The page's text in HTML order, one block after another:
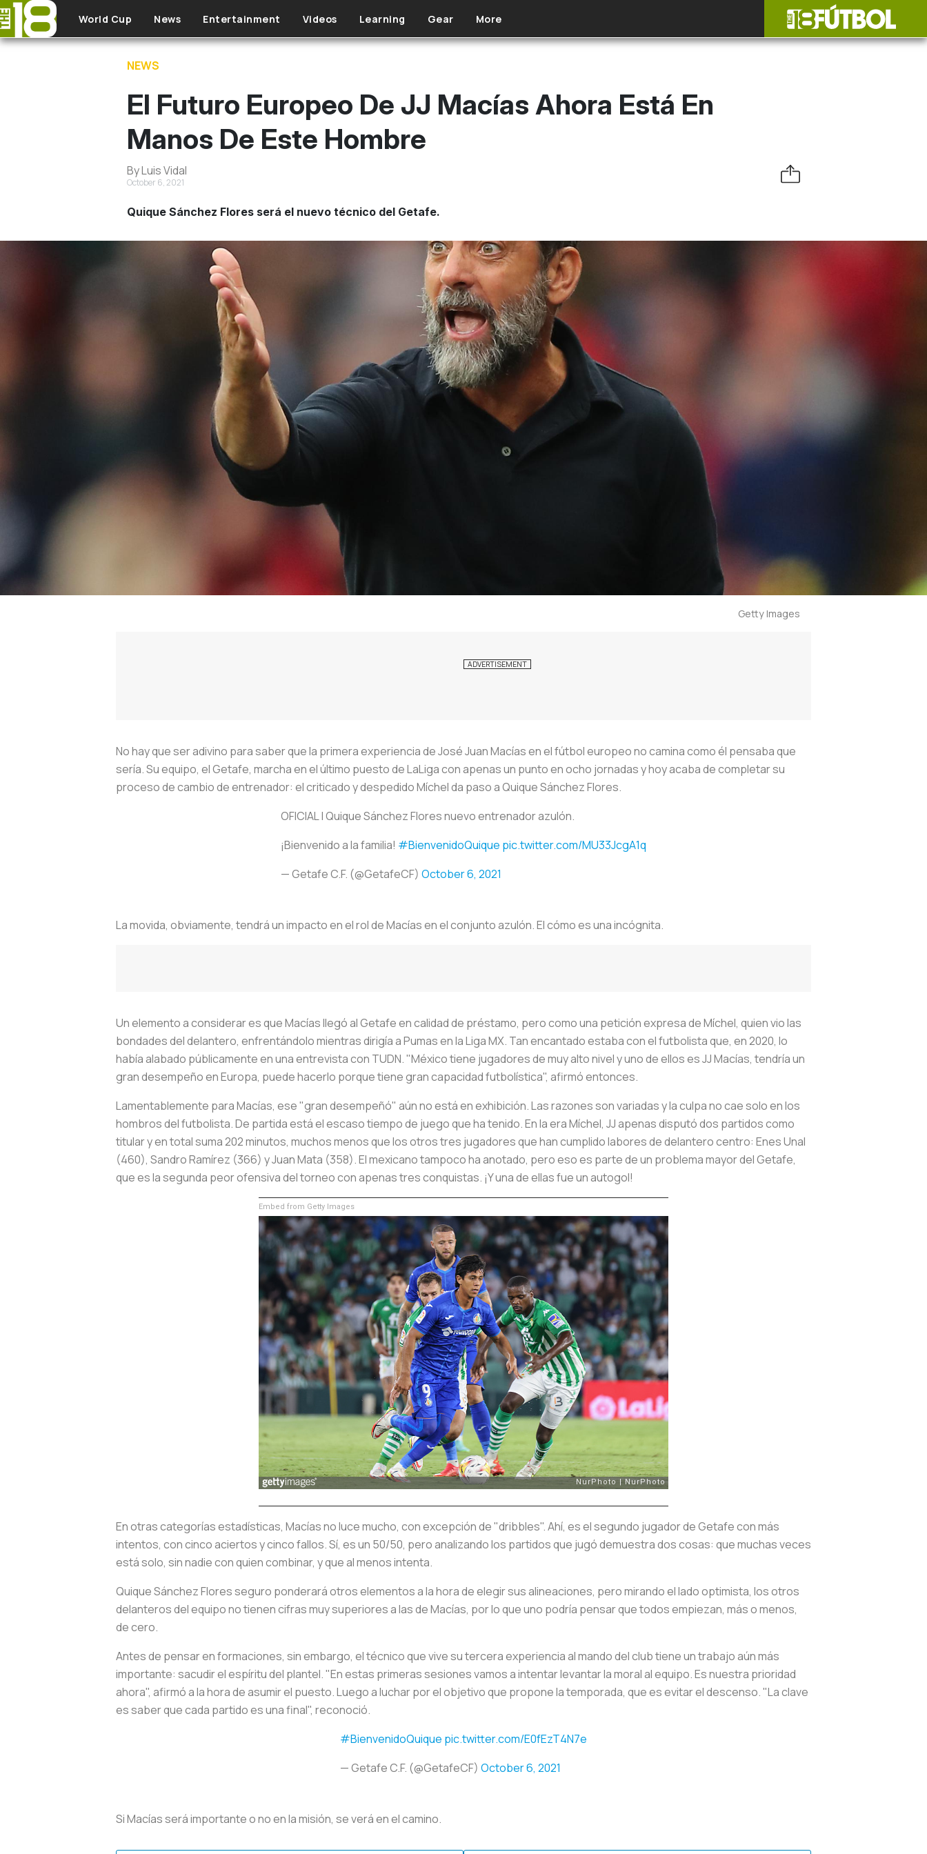
Skip to main content
World Cup News Entertainment Videos Learning Gear More
NEWS
El Futuro Europeo De JJ Macías Ahora Está En
Manos De Este Hombre
By Luis Vidal
October 6, 2021
Quique Sánchez Flores será el nuevo técnico del Getafe.
Getty Images
No hay que ser adivino para saber que la primera experiencia de José Juan Macías en el fútbol europeo no camina como él pensaba que
sería. Su equipo, el Getafe, marcha en el último puesto de LaLiga con apenas un punto en ocho jornadas y hoy acaba de completar su
proceso de cambio de entrenador: el criticado y despedido Míchel da paso a Quique Sánchez Flores.
OFICIAL | Quique Sánchez Flores nuevo entrenador azulón.
¡Bienvenido a la familia! #BienvenidoQuique pic.twitter.com/MU33JcgA1q
— Getafe C.F. (@GetafeCF) October 6, 2021
La movida, obviamente, tendrá un impacto en el rol de Macías en el conjunto azulón. El cómo es una incógnita.
Un elemento a considerar es que Macías llegó al Getafe en calidad de préstamo, pero como una petición expresa de Míchel, quien vio las
bondades del delantero, enfrentándolo mientras dirigía a Pumas en la Liga MX. Tan encantado estaba con el futbolista que, en 2020, lo
había alabado públicamente en una entrevista con TUDN. "México tiene jugadores de muy alto nivel y uno de ellos es JJ Macías, tendría un
gran desempeño en Europa, puede hacerlo porque tiene gran capacidad futbolística", afirmó entonces.
Lamentablemente para Macías, ese "gran desempeñó" aún no está en exhibición. Las razones son variadas y la culpa no cae solo en los
hombros del futbolista. De partida está el escaso tiempo de juego que ha tenido. En la era Míchel, JJ apenas disputó dos partidos como
titular y en total suma 202 minutos, muchos menos que los otros tres jugadores que han cumplido labores de delantero centro: Enes Unal
(460), Sandro Ramírez (366) y Juan Mata (358). El mexicano tampoco ha anotado, pero eso es parte de un problema mayor del Getafe,
que es la segunda peor ofensiva del torneo con apenas tres conquistas. ¡Y una de ellas fue un autogol!
Embed from Getty Images
En otras categorías estadísticas, Macías no luce mucho, con excepción de "dribbles". Ahí, es el segundo jugador de Getafe con más
intentos, con cinco aciertos y cinco fallos. Sí, es un 50/50, pero analizando los partidos que jugó demuestra dos cosas: que muchas veces
está solo, sin nadie con quien combinar, y que al menos intenta.
Quique Sánchez Flores seguro ponderará otros elementos a la hora de elegir sus alineaciones, pero mirando el lado optimista, los otros
delanteros del equipo no tienen cifras muy superiores a las de Macías, por lo que uno podría pensar que todos empiezan, más o menos,
de cero.
Antes de pensar en formaciones, sin embargo, el técnico que vive su tercera experiencia al mando del club tiene un trabajo aún más
importante: sacudir el espíritu del plantel. "En estas primeras sesiones vamos a intentar levantar la moral al equipo. Es nuestra prioridad
ahora", afirmó a la hora de asumir el puesto. Luego a luchar por el objetivo que propone la temporada, que es evitar el descenso. "La clave
es saber que cada partido es una final", reconoció.
#BienvenidoQuique pic.twitter.com/E0fEzT4N7e
— Getafe C.F. (@GetafeCF) October 6, 2021
Si Macías será importante o no en la misión, se verá en el camino.